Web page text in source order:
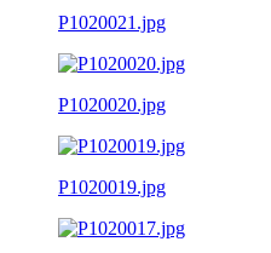
P1020021.jpg
P1020020.jpg
P1020019.jpg